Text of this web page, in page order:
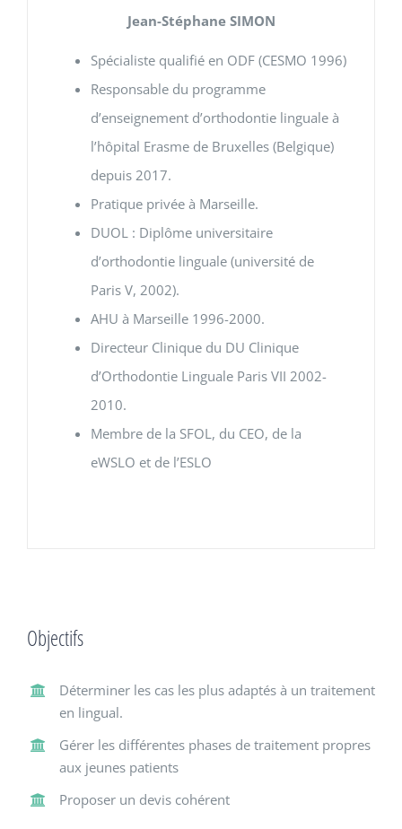
Jean-Stéphane SIMON
Spécialiste qualifié en ODF (CESMO 1996)
Responsable du programme
d’enseignement d’orthodontie linguale à
l’hôpital Erasme de Bruxelles (Belgique)
depuis 2017.
Pratique privée à Marseille.
DUOL : Diplôme universitaire
d’orthodontie linguale (université de
Paris V, 2002).
AHU à Marseille 1996-2000.
Directeur Clinique du DU Clinique
d’Orthodontie Linguale Paris VII 2002-
2010.
Membre de la SFOL, du CEO, de la
eWSLO et de l’ESLO
Objectifs
Déterminer les cas les plus adaptés à un traitement
en lingual.
Gérer les différentes phases de traitement propres
aux jeunes patients
Proposer un devis cohérent